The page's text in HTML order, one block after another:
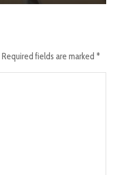
Required fields are marked *